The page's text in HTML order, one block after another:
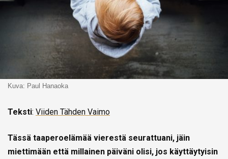
Kuva: Paul Hanaoka
Teksti: Viiden Tähden Vaimo
Tässä taaperoelämää vierestä seurattuani, jäin
miettimään että millainen päiväni olisi, jos käyttäytyisin